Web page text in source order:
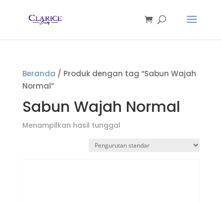
Beranda / Produk dengan tag “Sabun Wajah
Normal”
Sabun Wajah Normal
Menampilkan hasil tunggal